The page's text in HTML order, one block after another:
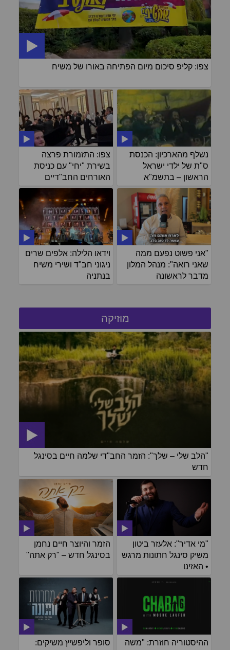
צפו: קליפ סיכום מיום הפתיחה באורו של משיח
צפו: התזמורת פרצה
בשירת "יחי" עם כניסת
האורחים החב"דיים
נשלף מהארכיון: הכנסת
ס"ת של ילדי ישראל
הראשון – בתשמ"א
וידאו הלילה: אלפים שרים
ניגוני חב"ד ושירי משיח
בנתניה
"אני פשוט נפעם ממה
שאני רואה": מנהל המלון
מדבר לראשונה
מוזיקה
"הלב שלי – שלך": הזמר החב"די שלמה חיים בסינגל
חדש
הזמר והיוצר חיים נחמן
בסינגל חדש – "רק אתה"
"מי אדיר": אלעזר ביטון
משיק סינגל חתונות מרגש
• האזינו
סופר וליפשיץ משיקים:
ההיסטוריה חוזרת: "משה